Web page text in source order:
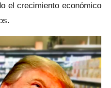
el crecimiento económico